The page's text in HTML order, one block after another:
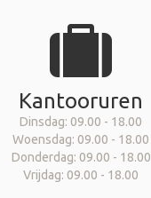
Kantooruren
Dinsdag: 09.00 - 18.00
Woensdag: 09.00 - 18.00
Donderdag: 09.00 - 18.00
Vrijdag: 09.00 - 18.00